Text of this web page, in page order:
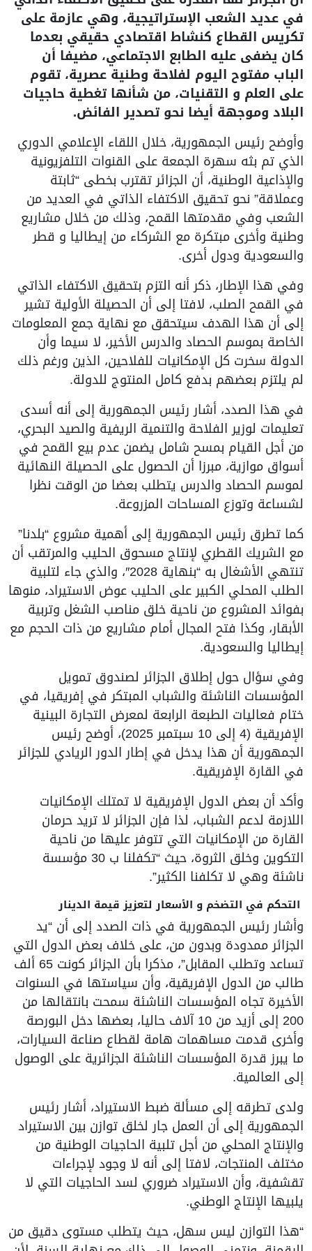
في عديد الشعب الإستراتيجية، وهي عازمة على
تكريس القطاع كنشاط اقتصادي حقيقي بعدما
كان يضفى عليه الطابع الاجتماعي، مضيفا أن
الباب مفتوح اليوم لفلاحة وطنية عصرية، تقوم
على العلم و التقنيات، من شأنها تغطية حاجيات
البلاد وموجهة أيضا نحو تصدير الفائض.
وأوضح رئيس الجمهورية، خلال اللقاء الإعلامي الدوري
الذي تم بثه سهرة الجمعة على القنوات التلفزيونية
والإذاعية الوطنية، أن الجزائر تقترب بخطى “ثابتة
وعملاقة” نحو تحقيق الاكتفاء الذاتي في العديد من
الشعب وفي مقدمتها القمح، وذلك من خلال مشاريع
وطنية وأخرى مبتكرة مع الشركاء من إيطاليا و قطر
والسعودية ودول أخرى.
وفي هذا الإطار، ذكر أنه التزم بتحقيق الاكتفاء الذاتي
في القمح الصلب، لافتا إلى أن الحصيلة الأولية تشير
إلى أن هذا الهدف سيتحقق مع نهاية جمع المعلومات
الخاصة بموسم الحصاد والدرس الأخير، لا سيما وأن
الدولة سخرت كل الإمكانيات للفلاحين، الذين ورغم ذلك
لم يلتزم بعضهم بدفع كامل المنتوج للدولة.
في هذا الصدد، أشار رئيس الجمهورية إلى أنه أسدى
تعليمات لوزير الفلاحة والتنمية الريفية والصيد البحري،
من أجل القيام بمسح شامل يضمن عدم بيع القمح في
أسواق موازية، مبرزا أن الحصول على الحصيلة النهائية
لموسم الحصاد والدرس يتطلب بعضا من الوقت نظرا
لشساعة وتوزع المساحات المزروعة.
كما تطرق رئيس الجمهورية إلى أهمية مشروع “بلدنا”
مع الشريك القطري لإنتاج مسحوق الحليب والمرتقب أن
تنتهي الأشغال به “بنهاية 2028″، والذي جاء لتلبية
الطلب المحلي الكبير على الحليب عوض الاستيراد، منوها
بفوائد المشروع من ناحية خلق مناصب الشغل وتربية
الأبقار، وكذا فتح المجال أمام مشاريع من ذات الحجم مع
إيطاليا والسعودية.
وفي سؤال حول إطلاق الجزائر لصندوق تمويل
المؤسسات الناشئة والشباب المبتكر في إفريقيا، في
ختام فعاليات الطبعة الرابعة لمعرض التجارة البينية
الإفريقية (4 إلى 10 سبتمبر 2025)، أوضح رئيس
الجمهورية أن هذا يدخل في إطار الدور الريادي للجزائر
في القارة الإفريقية.
وأكد أن بعض الدول الإفريقية لا تمتلك الإمكانيات
اللازمة لدعم الشباب، لذا فإن الجزائر لا تريد حرمان
القارة من الإمكانيات التي تتوفر عليها من ناحية
التكوين وخلق الثروة، حيث “تكفلنا ب 30 مؤسسة
ناشئة وهي لا تكلفنا الكثير”.
التحكم في التضخم و الأسعار لتعزيز قيمة الدينار
وأشار رئيس الجمهورية في ذات الصدد إلى أن “يد
الجزائر ممدودة وبدون من، على خلاف بعض الدول التي
تساعد وتطلب المقابل”، مذكرا بأن الجزائر كونت 65 ألف
طالب من الدول الإفريقية، وأن سياستها في السنوات
الأخيرة تجاه المؤسسات الناشئة سمحت بانتقالها من
200 إلى أزيد من 10 آلاف حاليا، بعضها دخل البورصة
وأخرى قدمت مساهمات هامة لقطاع صناعة السيارات،
ما يبرز قدرة المؤسسات الناشئة الجزائرية على الوصول
إلى العالمية.
ولدى تطرقه إلى مسألة ضبط الاستيراد، أشار رئيس
الجمهورية إلى أن العمل جار لخلق توازن بين الاستيراد
والإنتاج المحلي من أجل تلبية الحاجيات الوطنية من
مختلف المنتجات، لافتا إلى أنه لا وجود لإجراءات
تقشفية، وأن الاستيراد ضروري لسد الحاجيات التي لا
يلبيها الإنتاج الوطني.
“هذا التوازن ليس سهل، حيث يتطلب مستوى دقيق من